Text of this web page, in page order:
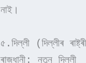
নাই।
৫.দিল্লী (দিল্লীৰ
ৰাজধানী: নতুন দিল্লী